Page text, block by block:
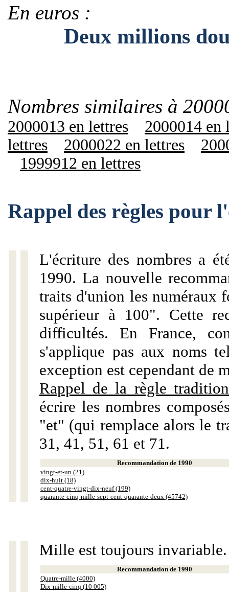
En euros :
Deux millions
Nombres similaires à
2000013 en lettres
2000014 en
lettres
2000022 en lettres
1999912 en lettres
Rappel des règles pour
L'écriture des nombres a
1990. La nouvelle
traits d'union les numéraux
supérieur à 100". Cette
difficultés. En France,
s'applique pas aux noms
exception est cependant de
Rappel de la règle
écrire les nombres
"et" (qui remplace alors le
31, 41, 51, 61 et 71.
Recommandation de 1990
vingt-et-un (21)
dix-huit (18)
cent-quatre-vingt-dix-neuf (199)
quarante-cinq-mille-sept-cent-quarante-deux (45742)
Mille est toujours invariable.
Recommandation de 1990
Quatre-mille (4000)
Dix-mille-cinq (10 005)